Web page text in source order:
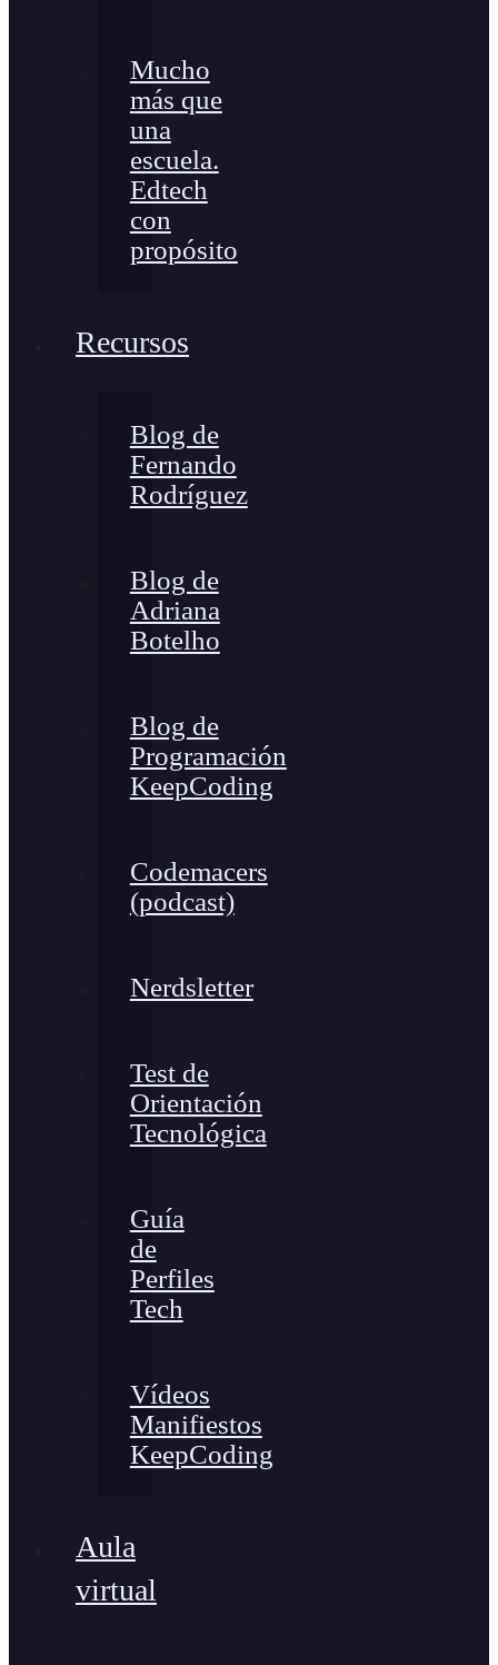
Mucho
más que
una
escuela.
Edtech
con
propósito
Recursos
Blog de
Fernando
Rodríguez
Blog de
Adriana
Botelho
Blog de
Programación
KeepCoding
Codemacers
(podcast)
Nerdsletter
Test de
Orientación
Tecnológica
Guía
de
Perfiles
Tech
Vídeos
Manifiestos
KeepCoding
Aula
virtual